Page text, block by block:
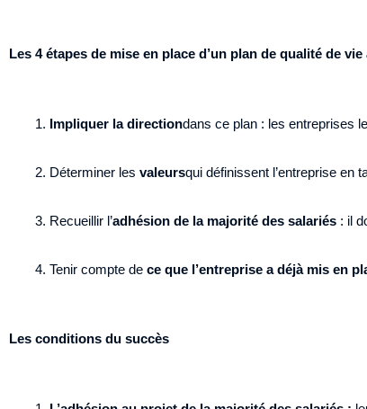
Les 4 étapes de mise en place d’un plan de qualité de
Impliquer la directiondans ce plan : les entreprises
Déterminer les valeursqui définissent l’entreprise en
Recueillir l’adhésion de la majorité des salariés : il
Tenir compte de ce que l’entreprise a déjà mis en
Les conditions du succès